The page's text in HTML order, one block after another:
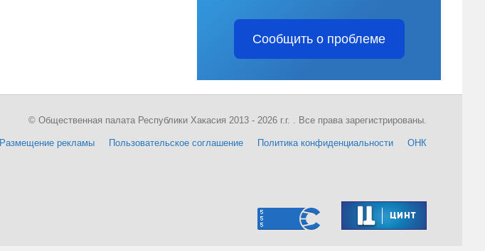
Сообщить о проблеме
Размещение рекламы Пользовательское соглашение Политика конфиденциальности ОНК
© Общественная палата Республики Хакасия 2013 - 2026 г.г. . Все права зарегистрированы.